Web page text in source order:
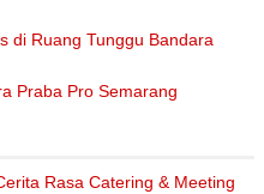
di Ruang Tunggu Bandara
Praba Pro Semarang
Rasa Catering & Meeting